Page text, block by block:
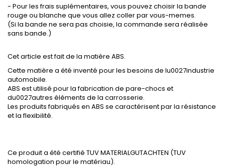
- Pour les frais suplémentaires, vous pouvez choisir la bande
rouge ou blanche que vous allez coller par vous-memes.
(Si la bande ne sera pas choisie, la commande sera réalisée
sans bande.)
Cet article est fait de la matière ABS.
Cette matière a été inventé pour les besoins de lu0027industrie
automobile.
ABS est utilisé pour la fabrication de pare-chocs et
du0027autres éléments de la carrosserie.
Les produits fabriqués en ABS se caractérisent par la résistance
et la flexibilité.
Ce produit a été certifié TUV MATERIALGUTACHTEN (TUV
homologation pour le matériau).